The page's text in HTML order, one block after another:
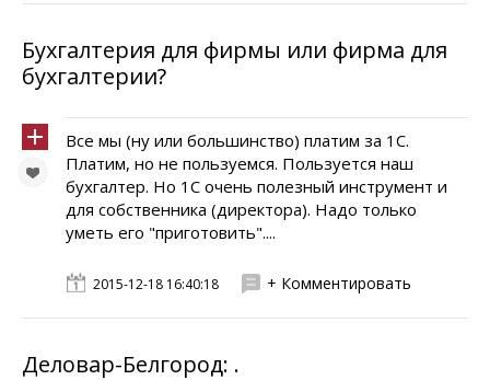
Бухгалтерия для фирмы или фирма для
бухгалтерии?
Все мы (ну или большинство) платим за 1С.
Платим, но не пользуемся. Пользуется наш
бухгалтер. Но 1С очень полезный инструмент и
для собственника (директора). Надо только
уметь его "приготовить"....
2015-12-18 16:40:18 + Комментировать
Деловар-Белгород: .